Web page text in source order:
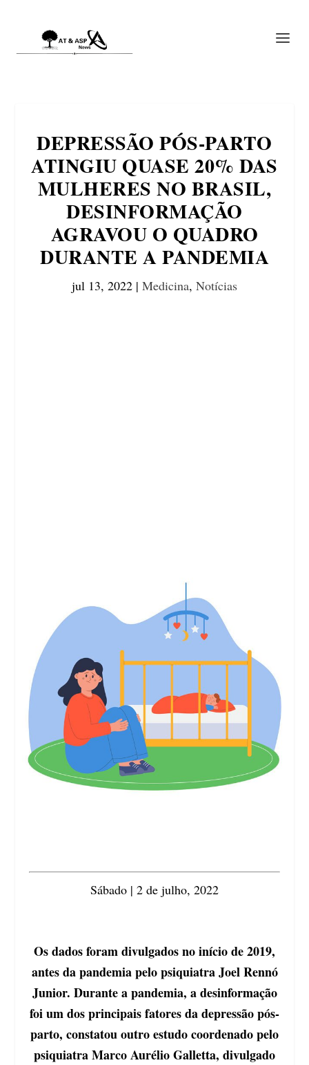
DEPRESSÃO PÓS-PARTO
ATINGIU QUASE 20% DAS
MULHERES NO BRASIL,
DESINFORMAÇÃO
AGRAVOU O QUADRO
DURANTE A PANDEMIA
jul 13, 2022 | Medicina, Notícias
Sábado | 2 de julho, 2022
Os dados foram divulgados no início de 2019,
antes da pandemia pelo psiquiatra Joel Rennó
Junior. Durante a pandemia, a desinformação
foi um dos principais fatores da depressão pós-
parto, constatou outro estudo coordenado pelo
psiquiatra Marco Aurélio Galletta, divulgado